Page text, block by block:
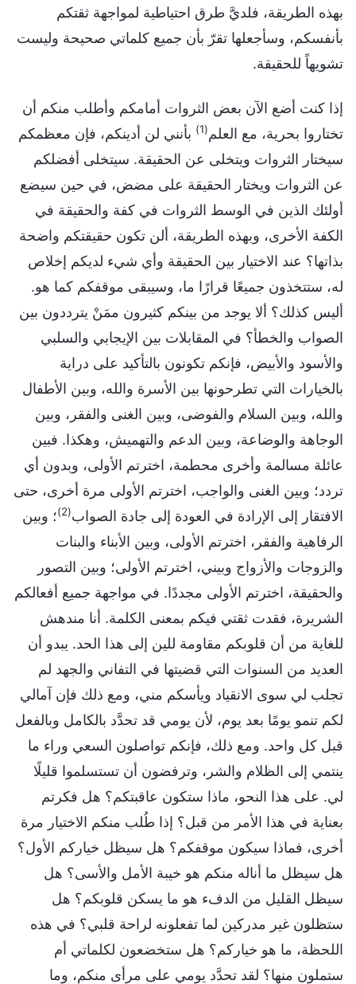
بهذه الطريقة، فلديَّ طرق احتياطية لمواجهة ثقتكم
بأنفسكم، وسأجعلها تقرّ بأن جميع كلماتي صحيحة وليست
تشويهاً للحقيقة.
إذا كنت أضع الآن بعض الثروات أمامكم وأطلب منكم أن
تختاروا بحرية، مع العلم(1)
بأنني لن أدينكم، فإن معظمكم
سيختار الثروات ويتخلى عن الحقيقة. سيتخلى أفضلكم
عن الثروات ويختار الحقيقة على مضض، في حين سيضع
أولئك الذين في الوسط الثروات في كفة والحقيقة في
الكفة الأخرى، وبهذه الطريقة، ألن تكون حقيقتكم واضحة
بذاتها؟ عند الاختيار بين الحقيقة وأي شيء لديكم إخلاص
له، ستتخذون جميعًا قرارًا ما، وسيبقى موقفكم كما هو.
أليس كذلك؟ ألا يوجد من بينكم كثيرون ممَنْ يترددون بين
الصواب والخطأ؟ في المقابلات بين الإيجابي والسلبي
والأسود والأبيض، فإنكم تكونون بالتأكيد على دراية
بالخيارات التي تطرحونها بين الأسرة والله، وبين الأطفال
والله، وبين السلام والفوضى، وبين الغنى والفقر، وبين
الوجاهة والوضاعة، وبين الدعم والتهميش، وهكذا. فبين
عائلة مسالمة وأخرى محطمة، اخترتم الأولى، وبدون أي
تردد؛ وبين الغنى والواجب، اخترتم الأولى مرة أخرى، حتى
الافتقار إلى الإرادة في العودة إلى جادة الصواب(2)
؛ وبين
الرفاهية والفقر، اخترتم الأولى، وبين الأبناء والبنات
والزوجات والأزواج وبيني، اخترتم الأولى؛ وبين التصور
والحقيقة، اخترتم الأولى مجددًا. في مواجهة جميع أفعالكم
الشريرة، فقدت ثقتي فيكم بمعنى الكلمة. أنا مندهش
للغاية من أن قلوبكم مقاومة للين إلى هذا الحد. يبدو أن
العديد من السنوات التي قضيتها في التفاني والجهد لم
تجلب لي سوى الانقياد ويأسكم مني، ومع ذلك فإن آمالي
لكم تنمو يومًا بعد يوم، لأن يومي قد تحدَّد بالكامل وبالفعل
قبل كل واحد. ومع ذلك، فإنكم تواصلون السعي وراء ما
ينتمي إلى الظلام والشر، وترفضون أن تستسلموا قليلًا
لي. على هذا النحو، ماذا ستكون عاقبتكم؟ هل فكرتم
بعناية في هذا الأمر من قبل؟ إذا طُلب منكم الاختيار مرة
أخرى، فماذا سيكون موقفكم؟ هل سيظل خياركم الأول؟
هل سيظل ما أناله منكم هو خيبة الأمل والأسى؟ هل
سيظل القليل من الدفء هو ما يسكن قلوبكم؟ هل
ستظلون غير مدركين لما تفعلونه لراحة قلبي؟ في هذه
اللحظة، ما هو خياركم؟ هل ستخضعون لكلماتي أم
ستملون منها؟ لقد تحدَّد يومي على مرأى منكم، وما